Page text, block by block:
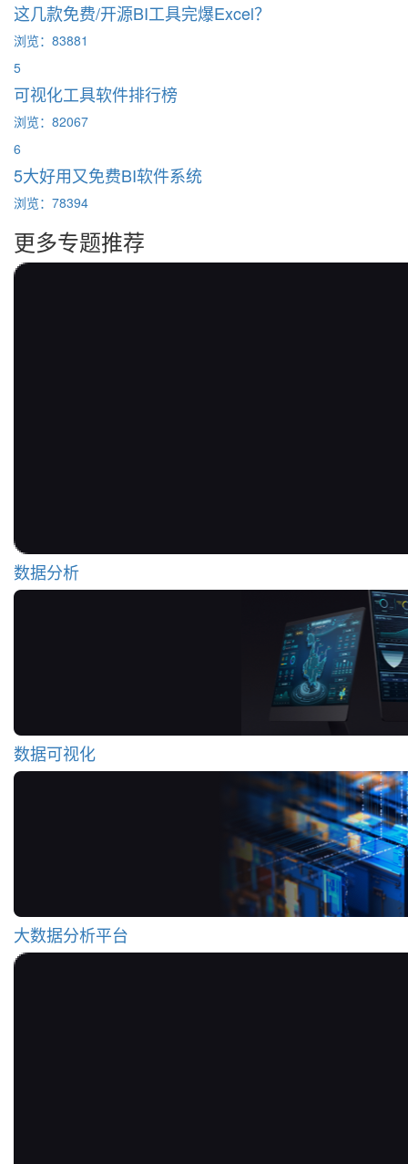
这几款免费/开源BI工具完爆Excel？
浏览：83881
5
可视化工具软件排行榜
浏览：82067
6
5大好用又免费BI软件系统
浏览：78394
更多专题推荐
数据分析
数据可视化
大数据分析平台